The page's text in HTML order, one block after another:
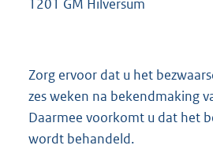
1201 GM Hilversum
Zorg ervoor dat u het
zes weken na bekendmaking
Daarmee voorkomt u dat het
wordt behandeld.